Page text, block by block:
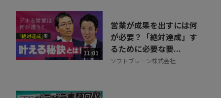
11:01
営業が成果を出すには何
が必要？「絶対達成」す
るために必要な要...
ソフトブレーン株式会社